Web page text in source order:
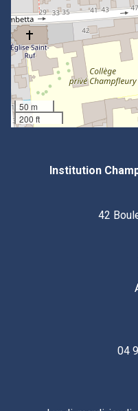
50 m
200 ft
Institution
42
04